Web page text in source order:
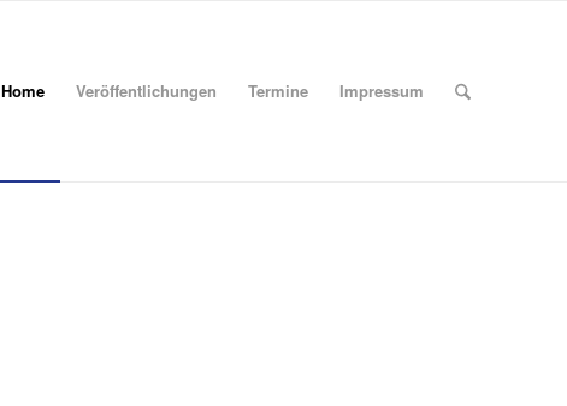
Home Veröffentlichungen Termine Impressum